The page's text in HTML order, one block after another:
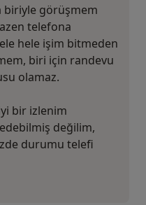
biriyle görüşmem
telefona
hele işim bitmeden
biri için randevu
olamaz.
bir izlenim
değilim,
durumu telefi